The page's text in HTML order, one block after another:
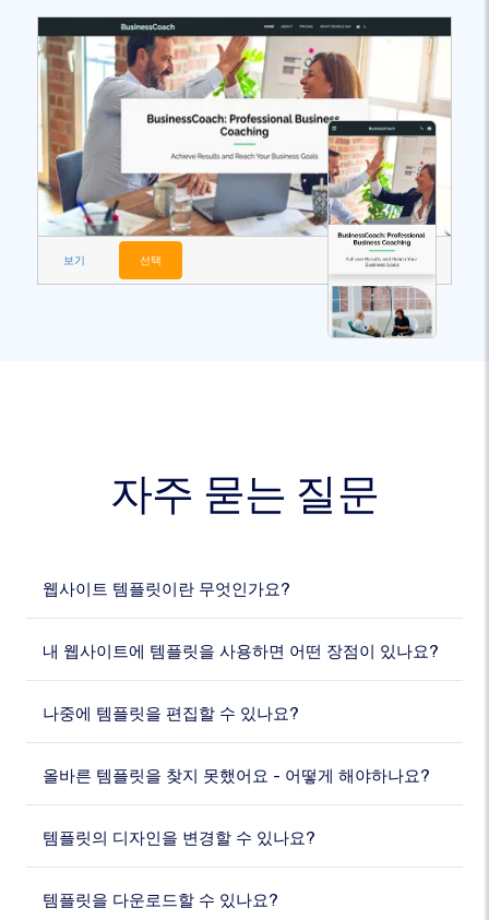
보기 선택
자주 묻는 질문
웹사이트 템플릿이란 무엇인가요?
내 웹사이트에 템플릿을 사용하면 어떤 장점이 있나요?
나중에 템플릿을 편집할 수 있나요?
올바른 템플릿을 찾지 못했어요 - 어떻게 해야하나요?
템플릿의 디자인을 변경할 수 있나요?
템플릿을 다운로드할 수 있나요?